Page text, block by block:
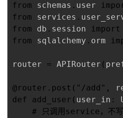
from schemas . user
from services .
from db . session import
from sqlalchemy . orm
router = APIRouter (
@router.post ( "/add" ,
def
add_user ( user_in :
# 只调用service，不写